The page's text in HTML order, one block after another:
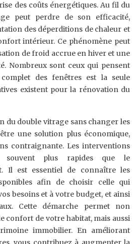
des coûts énergétiques. Au fil du
peut perdre de son efficacité,
des déperditions de chaleur et
intérieur. Ce phénomène peut
de froid accrue en hiver et une
Nombreux sont ceux qui pensent
des fenêtres est la seule
existent pour la rénovation du
du double vitrage sans changer les
une solution plus économique,
contraignante. Les interventions
souvent plus rapides que le
Il est essentiel de connaître les
afin de choisir celle qui
besoins et à votre budget, et ainsi
Cette démarche permet non
confort de votre habitat, mais aussi
immobilier. En améliorant